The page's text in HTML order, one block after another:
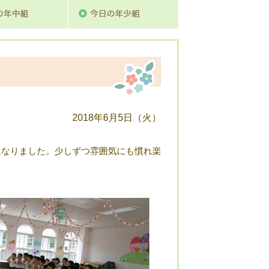
2018年6月5日（火）
りました。少しずつ雰囲気にも慣れ楽